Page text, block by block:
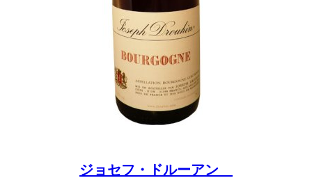
ジョセフ・ドルーアン